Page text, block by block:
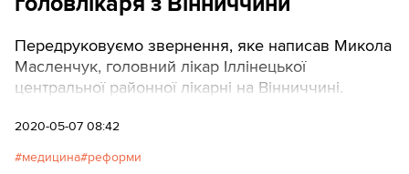
Передруковуємо звернення, яке написав Микола
Масленчук, головний лікар Іллінецької
центральної районної лікарні на Вінниччині.
2020-05-07 08:42
медицина реформи